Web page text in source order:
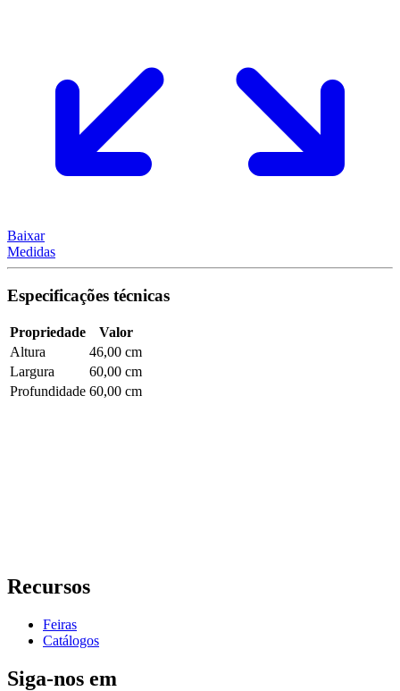
Baixar
Medidas
Especificações técnicas
Propriedade
Valor
Altura
46,00 cm
Largura
60,00 cm
Profundidade 60,00 cm
Recursos
Feiras
Catálogos
Siga-nos em